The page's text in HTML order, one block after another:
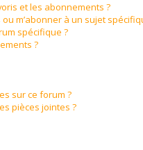
et les abonnements ?
m’abonner à un sujet
spécifique ?
?
sur ce forum ?
pièces jointes ?